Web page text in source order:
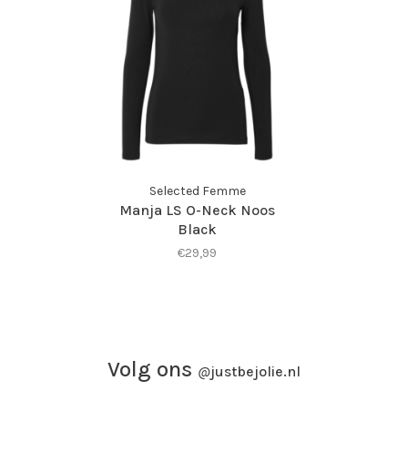
Selected Femme
Manja LS O-Neck Noos
Black
€29,99
Volg ons @justbejolie.nl